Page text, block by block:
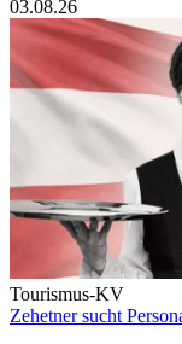
03.08.26
Tourismus-KV
Zehetner sucht